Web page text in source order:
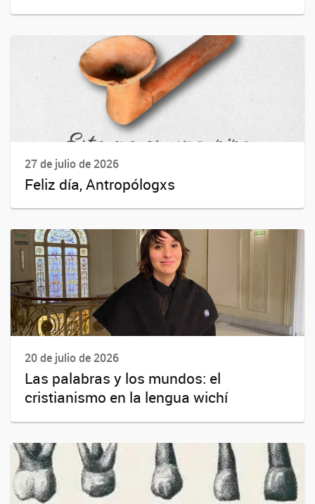
27 de julio de 2026
Feliz día, Antropólogxs
20 de julio de 2026
Las palabras y los mundos: el
cristianismo en la lengua wichí